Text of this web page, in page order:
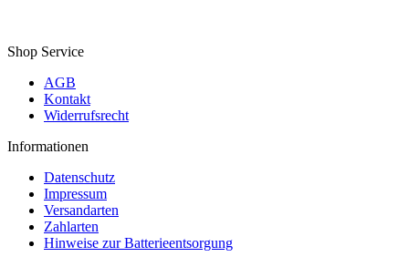
Shop Service
AGB
Kontakt
Widerrufsrecht
Informationen
Datenschutz
Impressum
Versandarten
Zahlarten
Hinweise zur Batterieentsorgung